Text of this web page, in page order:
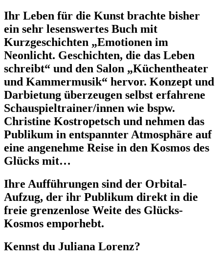
Ihr Leben für die Kunst brachte bisher
ein sehr lesenswertes Buch mit
Kurzgeschichten „Emotionen im
Neonlicht. Geschichten, die das Leben
schreibt“ und den Salon „Küchentheater
und Kammermusik“ hervor. Konzept und
Darbietung überzeugen selbst erfahrene
Schauspieltrainer/innen wie bspw.
Christine Kostropetsch und nehmen das
Publikum in entspannter Atmosphäre auf
eine angenehme Reise in den Kosmos des
Glücks mit…
Ihre Aufführungen sind der Orbital-
Aufzug, der ihr Publikum direkt in die
freie grenzenlose Weite des Glücks-
Kosmos emporhebt.
Kennst du Juliana Lorenz?